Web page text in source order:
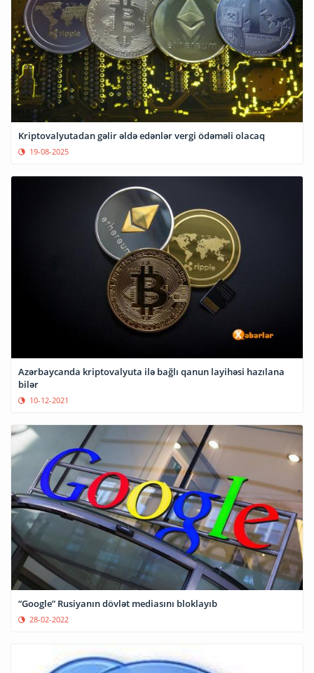
Kriptovalyutadan gəlir əldə edənlər vergi ödəməli olacaq
19-08-2025
Azərbaycanda kriptovalyuta ilə bağlı qanun layihəsi hazılana
bilər
10-12-2021
“Google” Rusiyanın dövlət mediasını bloklayıb
28-02-2022